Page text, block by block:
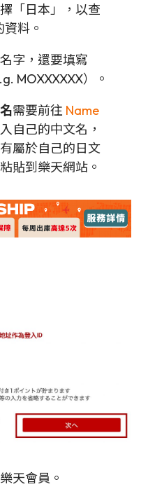
「日本」，以查
料。
字，還要填寫
MOXXXXXX）。
需要前往 Name
自己的中文名，
屬於自己的日文
貼到樂天網站。
天會員。